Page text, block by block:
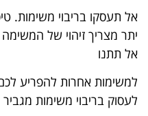
אל תעסקו בריבוי משימות.
יתר מצריך זיהוי של
אל תתנו
למשימות אחרות להפריע
לעסוק בריבוי משימות מגביר